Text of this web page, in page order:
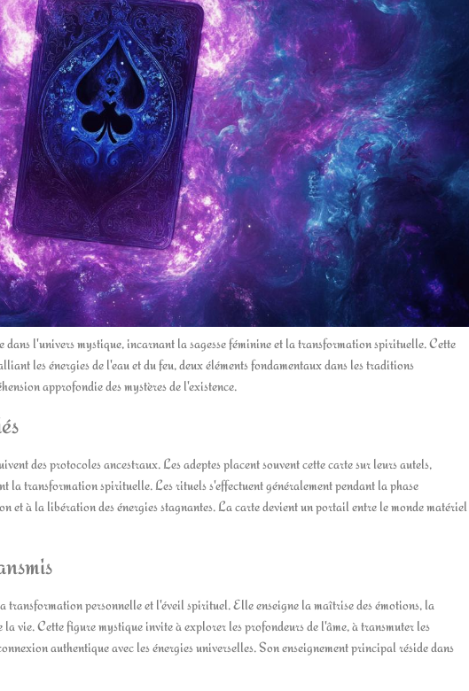
dans l'univers mystique, incarnant la sagesse féminine et la transformation spirituelle. Cette
les énergies de l'eau et du feu, deux éléments fondamentaux dans les traditions
approfondie des mystères de l'existence.
des protocoles ancestraux. Les adeptes placent souvent cette carte sur leurs autels,
la transformation spirituelle. Les rituels s'effectuent généralement pendant la phase
et à la libération des énergies stagnantes. La carte devient un portail entre le monde matériel
transformation personnelle et l'éveil spirituel. Elle enseigne la maîtrise des émotions, la
la vie. Cette figure mystique invite à explorer les profondeurs de l'âme, à transmuter les
authentique avec les énergies universelles. Son enseignement principal réside dans